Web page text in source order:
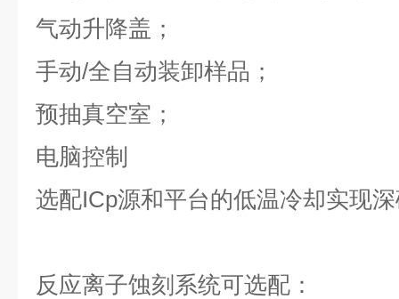
气动升降盖；
手动/全自动装卸样品；
预抽真空室；
电脑控制
选配ICp源和平台的低温冷却实现
反应离子蚀刻系统可选配：